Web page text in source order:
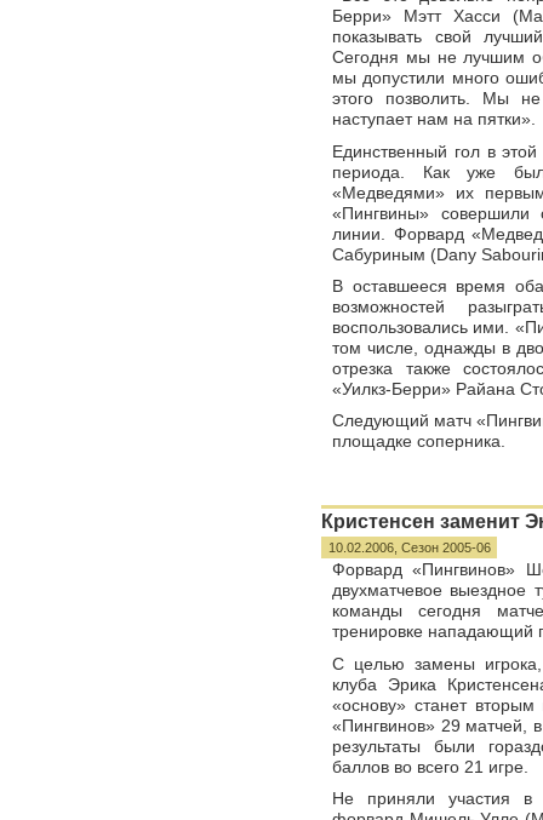
Берри» Мэтт Хасси
показывать свой
Сегодня мы не лучшим
мы допустили много
этого позволить. Мы
наступает нам на пятки».
Единственный гол в
периода. Как уже
«Медведями» их
«Пингвины»
линии. Форвард
Сабуриным (Dany
В оставшееся время
возможностей
воспользовались ими.
том числе, однажды в
отрезка также
«Уилкз-Берри» Райана
Следующий матч
площадке соперника.
Кристенсен заменит
10.02.2006, Сезон 2005-06
Форвард «Пингвинов»
двухматчевое выездное
команды сегодня
тренировке нападающий
С целью замены
клуба Эрика
«основу» станет
«Пингвинов» 29 матчей,
результаты были
баллов во всего 21 игре.
Не приняли участия в